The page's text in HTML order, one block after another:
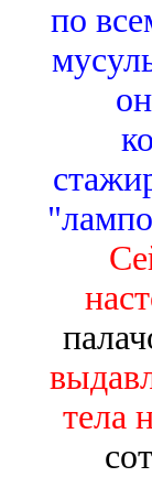
по
тела